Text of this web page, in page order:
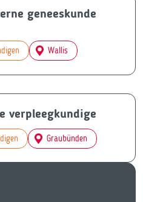
geneeskunde
Wallis
verpleegkundige
Graubünden